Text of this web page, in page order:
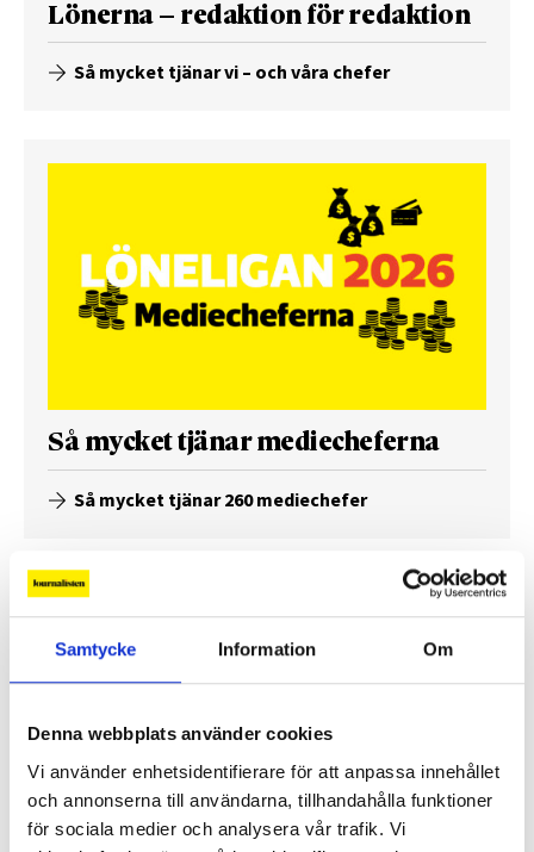
Samtycke Information Om
Denna webbplats använder cookies
Vi använder enhetsidentifierare för att anpassa innehållet
och annonserna till användarna, tillhandahålla funktioner
för sociala medier och analysera vår trafik. Vi
Lönerna – redaktion för redaktion
Så mycket tjänar vi – och våra chefer
Så mycket tjänar mediecheferna
Så mycket tjänar 260 mediechefer